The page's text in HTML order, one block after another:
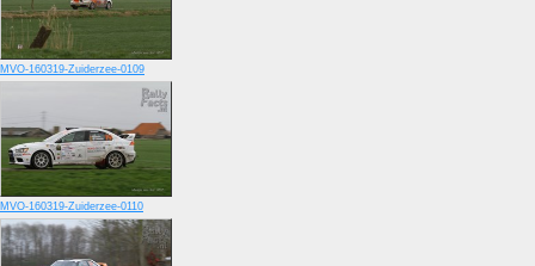
MVO-160319-Zuiderzee-0109
MVO-160319-Zuiderzee-0110